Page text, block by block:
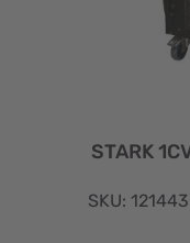
STARK
SKU: 121443